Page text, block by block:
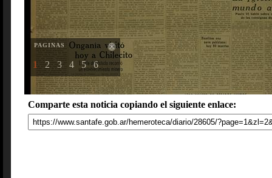
PAGINAS
1 2 3 4 5 6
Comparte esta noticia copiando el siguiente enlace: